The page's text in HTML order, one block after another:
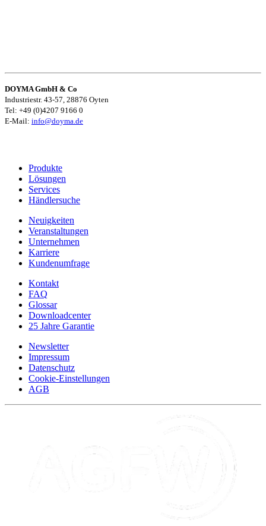
DOYMA GmbH & Co
Industriestr. 43-57, 28876 Oyten
Tel: +49 (0)4207 9166 0
E-Mail: info@doyma.de
Produkte
Lösungen
Services
Händlersuche
Neuigkeiten
Veranstaltungen
Unternehmen
Karriere
Kundenumfrage
Kontakt
FAQ
Glossar
Downloadcenter
25 Jahre Garantie
Newsletter
Impressum
Datenschutz
Cookie-Einstellungen
AGB